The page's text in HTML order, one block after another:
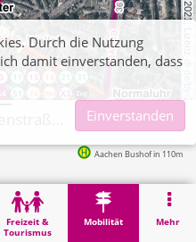
2021, Lizenz
dl-de/by-2-0
Freizeit &
Tourismus
Mobilität Mehr
Aachen Bushof in 110m
Couvenstraße (APAG)
Durch die Nutzung
damit einverstanden, dass
Einverstanden